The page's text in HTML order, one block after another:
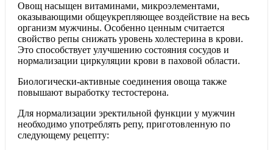
Овощ насыщен витаминами, микроэлементами,
оказывающими общеукрепляющее воздействие на весь
организм мужчины. Особенно ценным считается
свойство репы снижать уровень холестерина в крови.
Это способствует улучшению состояния сосудов и
нормализации циркуляции крови в паховой области.
Биологически-активные соединения овоща также
повышают выработку тестостерона.
Для нормализации эректильной функции у мужчин
необходимо употреблять репу, приготовленную по
следующему рецепту: